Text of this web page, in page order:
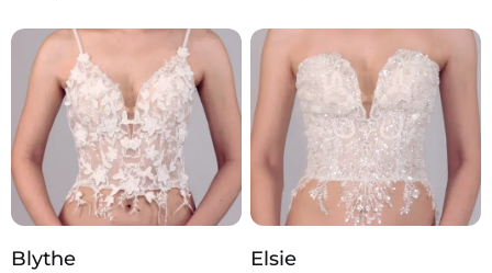
Blythe Elsie